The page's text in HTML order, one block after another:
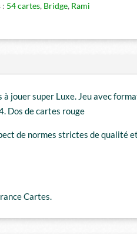
: 54 cartes, Bridge, Rami
jouer super Luxe. Jeu avec
Dos de cartes rouge
de normes strictes de qualité
Cartes.